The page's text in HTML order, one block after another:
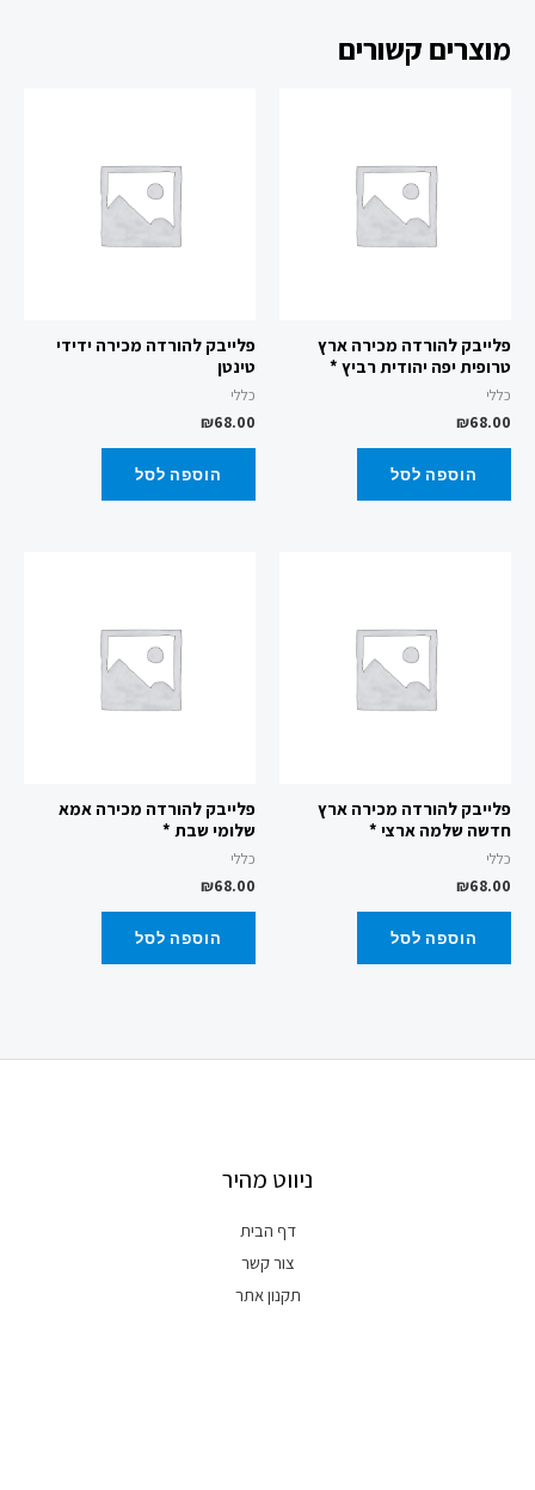
מוצרים קשורים
פלייבק להורדה מכירה ארץ
טרופית יפה יהודית רביץ *
כללי
₪68.00
הוספה לסל
פלייבק להורדה מכירה ידידי
טינטן
כללי
₪68.00
הוספה לסל
פלייבק להורדה מכירה ארץ
חדשה שלמה ארצי *
כללי
₪68.00
הוספה לסל
פלייבק להורדה מכירה אמא
שלומי שבת *
כללי
₪68.00
הוספה לסל
ניווט מהיר
דף הבית
צור קשר
תקנון אתר